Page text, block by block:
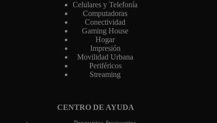
Celulares y Telefonía
Computadoras
Conectividad
Gaming House
Hogar
Impresión
Movilidad Urbana
Periféricos
Streaming
CENTRO DE AYUDA